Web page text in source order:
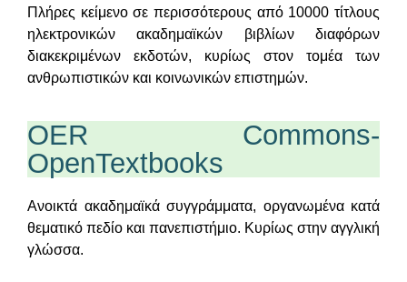
Πλήρες κείμενο σε περισσότερους από 10000 τίτλους
ηλεκτρονικών ακαδημαϊκών βιβλίων διαφόρων
διακεκριμένων εκδοτών, κυρίως στον τομέα των
ανθρωπιστικών και κοινωνικών επιστημών.
OER Commons-
OpenTextbooks
Ανοικτά ακαδημαϊκά συγγράμματα, οργανωμένα κατά
θεματικό πεδίο και πανεπιστήμιο. Κυρίως στην αγγλική
γλώσσα.